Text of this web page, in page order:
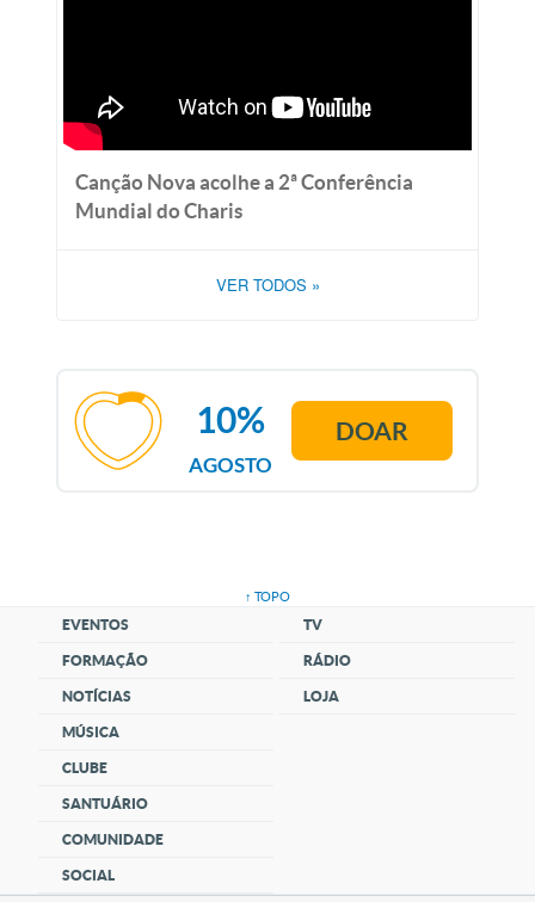
Canção Nova acolhe a 2ª Conferência
Mundial do Charis
VER TODOS »
AGOSTO
10% DOAR
↑ TOPO
EVENTOS
FORMAÇÃO
NOTÍCIAS
MÚSICA
CLUBE
SANTUÁRIO
COMUNIDADE
SOCIAL
TV
RÁDIO
LOJA